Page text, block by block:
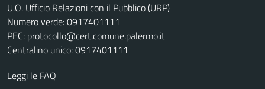
U.O. Ufficio Relazioni con il Pubblico (URP)
Numero verde: 0917401111
PEC: protocollo@cert.comune.palermo.it
Centralino unico: 0917401111
Leggi le FAQ